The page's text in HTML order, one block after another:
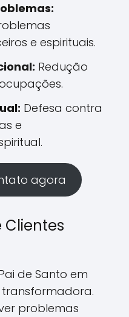
e espirituais.
Redução
Defesa contra
e
agora
Clientes
de Santo em
transformadora.
problemas